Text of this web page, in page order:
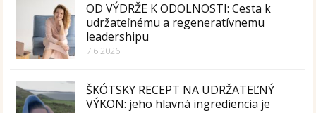
OD VÝDRŽE K ODOLNOSTI: Cesta k
udržateľnému a regeneratívnemu
leadershipu
7.6.2026
ŠKÓTSKY RECEPT NA UDRŽATEĽNÝ
VÝKON: jeho hlavná ingrediencia je